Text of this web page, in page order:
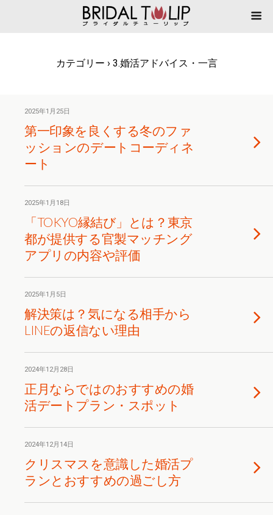
カテゴリー › 3.婚活アドバイス・一言
2025年1月25日
第一印象を良くする冬のファ
ッションのデートコーディネ
ート
2025年1月18日
「TOKYO縁結び」とは？東京
都が提供する官製マッチング
アプリの内容や評価
2025年1月5日
解決策は？気になる相手から
LINEの返信ない理由
2024年12月28日
正月ならではのおすすめの婚
活デートプラン・スポット
2024年12月14日
クリスマスを意識した婚活プ
ランとおすすめの過ごし方